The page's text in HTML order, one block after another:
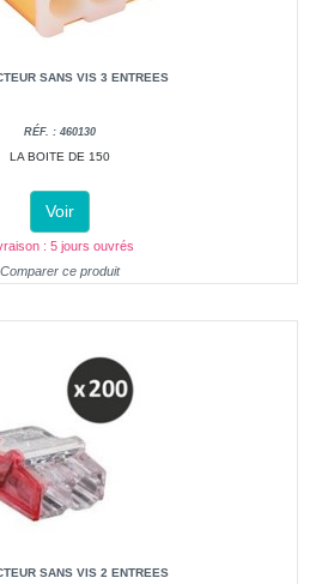
SANS VIS 3 ENTREES
RÉF. : 460130
LA BOITE DE 150
Voir
: 5 jours ouvrés
Comparer ce produit
SANS VIS 2 ENTREES